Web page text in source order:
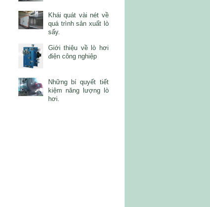
Khái quát vài nét về
quá trình sản xuất lò
sấy.
Giới thiệu về lò hơi
điện công nghiệp
Những bí quyết tiết
kiệm năng lượng lò
hơi.